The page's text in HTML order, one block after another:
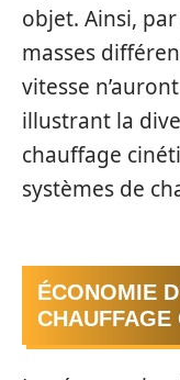
objet. Ainsi,
masses
vitesse
illustrant la
chauffage
systèmes de
ÉCONOMIE
CHAUFFAGE